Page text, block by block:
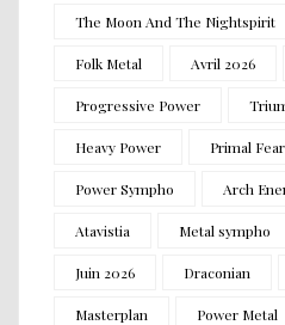
The Moon And The Nightspirit
Folk Metal Avril 2026
Progressive Power
Heavy Power Primal Fear
Power Sympho Arch
Atavistia Metal sympho
Juin 2026 Draconian
Masterplan Power Metal